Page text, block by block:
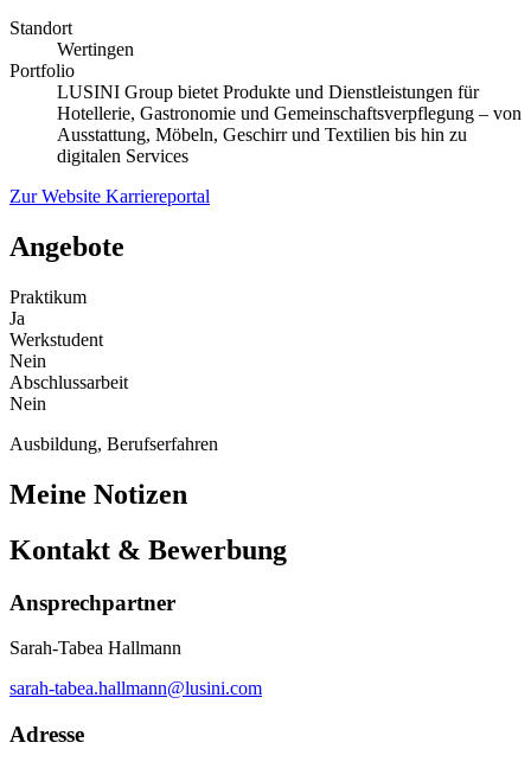
Standort
Wertingen
Portfolio
LUSINI Group bietet Produkte und Dienstleistungen für
Hotellerie, Gastronomie und Gemeinschaftsverpflegung – von
Ausstattung, Möbeln, Geschirr und Textilien bis hin zu
digitalen Services
Zur Website Karriereportal
Angebote
Praktikum
Ja
Werkstudent
Nein
Abschlussarbeit
Nein
Ausbildung, Berufserfahren
Meine Notizen
Kontakt & Bewerbung
Ansprechpartner
Sarah-Tabea Hallmann
sarah-tabea.hallmann@lusini.com
Adresse